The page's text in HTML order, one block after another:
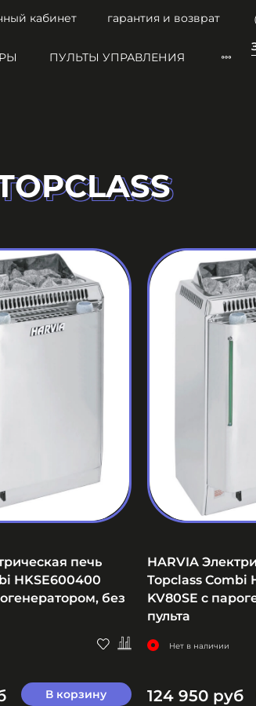
кабинет
гарантия и возврат
ПУЛЬТЫ УПРАВЛЕНИЯ
печь
HKSE600400
без
В корзину
HARVIA
Topclass Combi
KV80SE с
пульта
Нет в наличии
124 950 руб